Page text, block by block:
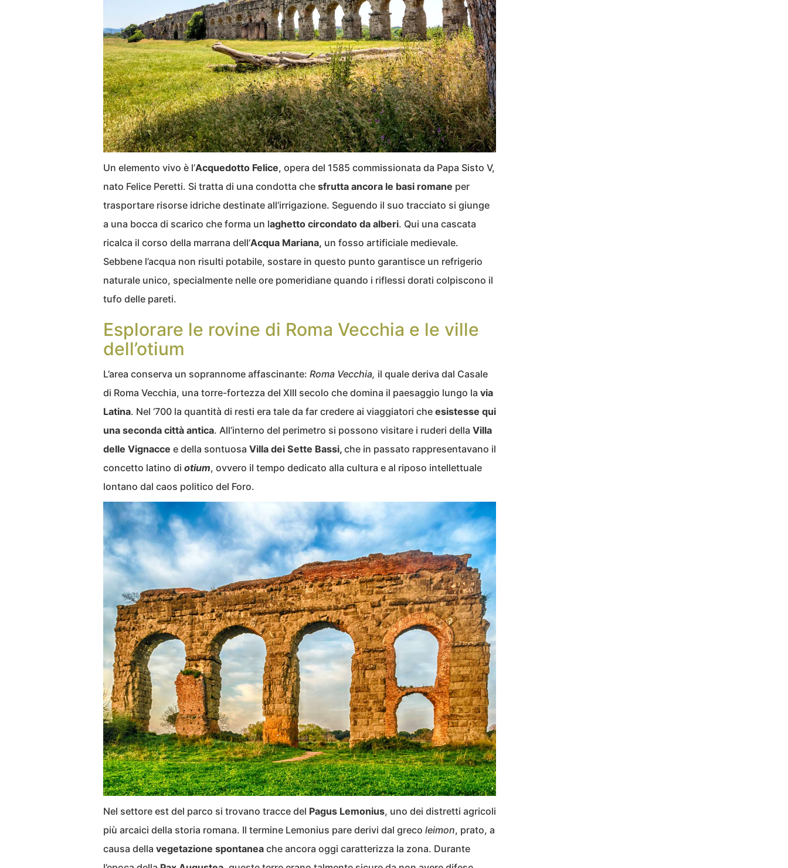
Un elemento vivo è l’Acquedotto Felice, opera del 1585 commissionata da Papa Sisto V,
nato Felice Peretti. Si tratta di una condotta che sfrutta ancora le basi romane per
trasportare risorse idriche destinate all’irrigazione. Seguendo il suo tracciato si giunge
a una bocca di scarico che forma un laghetto circondato da alberi. Qui una cascata
ricalca il corso della marrana dell’Acqua Mariana, un fosso artificiale medievale.
Sebbene l’acqua non risulti potabile, sostare in questo punto garantisce un refrigerio
naturale unico, specialmente nelle ore pomeridiane quando i riflessi dorati colpiscono il
tufo delle pareti.
Esplorare le rovine di Roma Vecchia e le ville
dell’otium
L’area conserva un soprannome affascinante: Roma Vecchia, il quale deriva dal Casale
di Roma Vecchia, una torre-fortezza del XIII secolo che domina il paesaggio lungo la via
Latina. Nel ‘700 la quantità di resti era tale da far credere ai viaggiatori che esistesse qui
una seconda città antica. All’interno del perimetro si possono visitare i ruderi della Villa
delle Vignacce e della sontuosa Villa dei Sette Bassi, che in passato rappresentavano il
concetto latino di otium, ovvero il tempo dedicato alla cultura e al riposo intellettuale
lontano dal caos politico del Foro.
Nel settore est del parco si trovano tracce del Pagus Lemonius, uno dei distretti agricoli
più arcaici della storia romana. Il termine Lemonius pare derivi dal greco leimon, prato, a
causa della vegetazione spontanea che ancora oggi caratterizza la zona. Durante